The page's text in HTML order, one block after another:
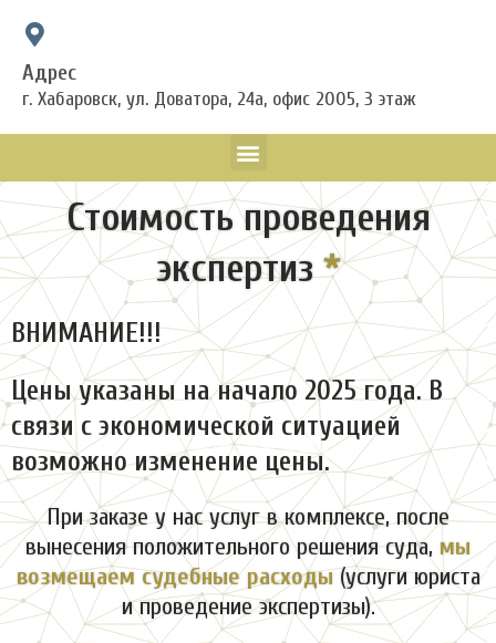
Адрес
г. Хабаровск, ул. Доватора, 24а, офис 2005, 3 этаж
Menu
Стоимость проведения
экспeртиз*
ВНИМАНИЕ!!!
Цены указаны на начало 2025 года. В
связи с экономической ситуацией
возможно изменение цены.
При заказе у нас услуг в комплексе, после
вынесения положительного решения суда, мы
возмещаем судебные расходы(услуги юриста
и проведение экспертизы).